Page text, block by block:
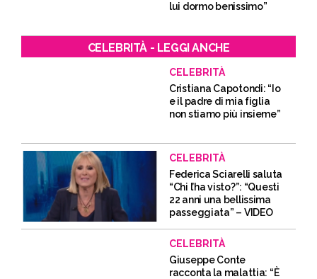
lui dormo benissimo”
CELEBRITÀ - LEGGI ANCHE
CELEBRITÀ
Cristiana Capotondi: “Io
e il padre di mia figlia
non stiamo più insieme”
CELEBRITÀ
Federica Sciarelli saluta
“Chi l’ha visto?”: “Questi
22 anni una bellissima
passeggiata” – VIDEO
CELEBRITÀ
Giuseppe Conte
racconta la malattia: “È